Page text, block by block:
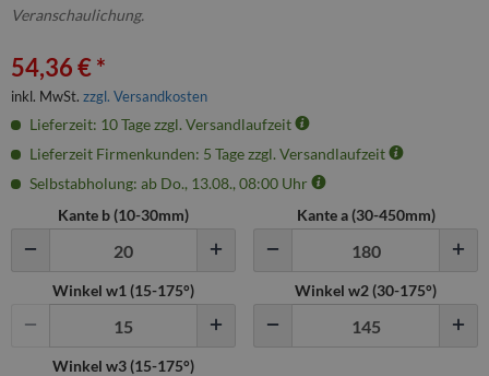
Veranschaulichung.
54,36 € *
inkl. MwSt. zzgl. Versandkosten
Lieferzeit: 10 Tage zzgl. Versandlaufzeit
Lieferzeit Firmenkunden: 5 Tage zzgl. Versandlaufzeit
Selbstabholung: ab Do., 13.08., 08:00 Uhr
Kante b (10-30mm) Kante a (30-450mm)
Winkel w1 (15-175°) Winkel w2 (30-175°)
Winkel w3 (15-175°)